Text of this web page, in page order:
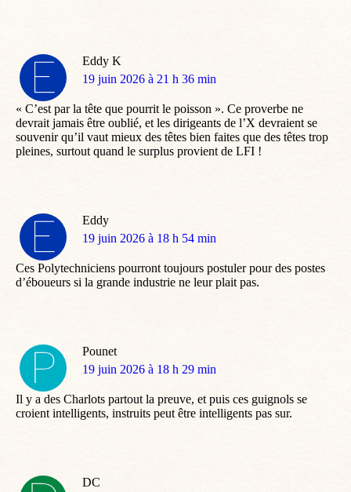
Eddy K
dit
19 juin 2026 à 21 h 36 min
« C’est par la tête que pourrit le poisson ». Ce proverbe ne
devrait jamais être oublié, et les dirigeants de l’X devraient se
souvenir qu’il vaut mieux des têtes bien faites que des têtes trop
pleines, surtout quand le surplus provient de LFI !
Eddy
dit
19 juin 2026 à 18 h 54 min
Ces Polytechniciens pourront toujours postuler pour des postes
d’éboueurs si la grande industrie ne leur plait pas.
Pounet
dit
19 juin 2026 à 18 h 29 min
Il y a des Charlots partout la preuve, et puis ces guignols se
croient intelligents, instruits peut être intelligents pas sur.
DC